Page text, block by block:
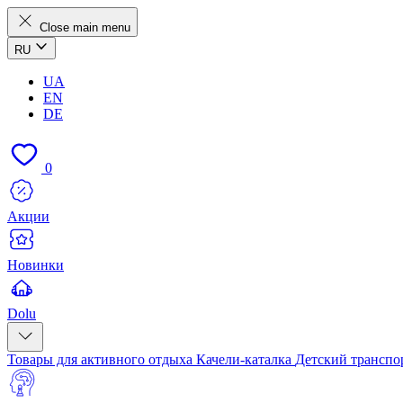
Close main menu
RU
UA
EN
DE
0
Акции
Новинки
Dolu
Товары для активного отдыха Качели-каталка Детский